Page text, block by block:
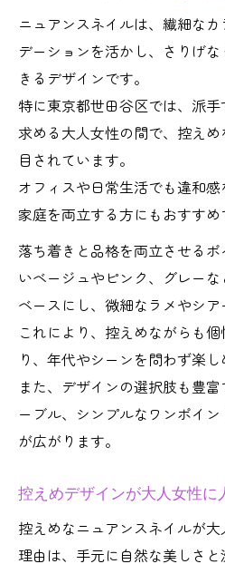
ニュアンスネイルの
ネイルサロン世田谷
ト
経堂や桜新町で注目
ル
大人女性に選ばれる
力
三軒茶屋や二子玉川
自然体で上品なネイルに
ニュアンスネイルで
密
控えめカラーが引き
ネイルサロン選びで
落ち着いた雰囲気を
ニュアンスネイルを選ぶ
ニュアンスネイルが
方
ニュアンスネイルは、繊細な
デーションを活かし、さりげ
きるデザインです。
特に東京都世田谷区では、派
求める大人女性の間で、控え
目されています。
オフィスや日常生活でも違和
家庭を両立する方にもおすすめ
落ち着きと品格を両立させる
いベージュやピンク、グレー
ベースにし、微細なラメやシア
これにより、控えめながらも
り、年代やシーンを問わず楽し
また、デザインの選択肢も豊
ーブル、シンプルなワンポイ
が広がります。
控えめデザインが大人女性に
控えめなニュアンスネイルが
理由は、手元に自然な美しさ